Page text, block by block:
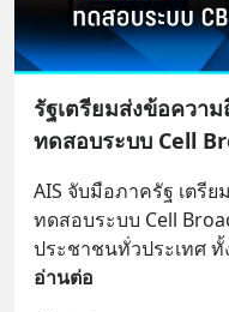
รัฐเตรียมส่งข้อควา
ทดสอบระบบ Cell
AIS จับมือภาครัฐ เตรี
ทดสอบระบบ Cell
ประชาชนทั่วประเทศ
อ่านต่อ